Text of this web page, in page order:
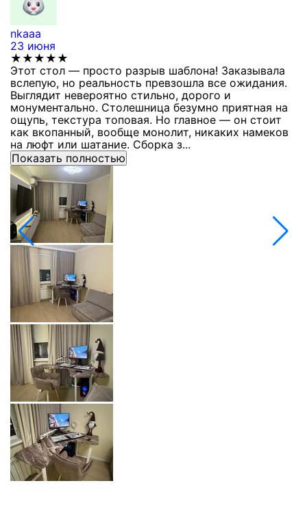
nkaaa
23 июня
★★★★★
Этот стол — просто разрыв шаблона! Заказывала
вслепую, но реальность превзошла все ожидания.
Выглядит невероятно стильно, дорого и
монументально. Столешница безумно приятная на
ощупь, текстура топовая. Но главное — он стоит
как вкопанный, вообще монолит, никаких намеков
на люфт или шатание. Сборка з...
Показать полностью